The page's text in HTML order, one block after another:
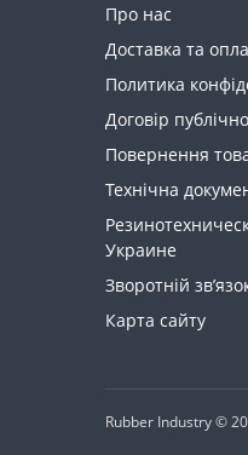
Про нас
Доставка та
Политика
Договір
Повернення
Технічна
Украине
Зворотній
Карта сайту
Rubber Industry ©